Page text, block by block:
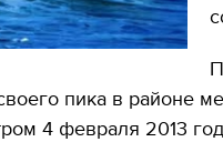
пика в районе
4 февраля 2013